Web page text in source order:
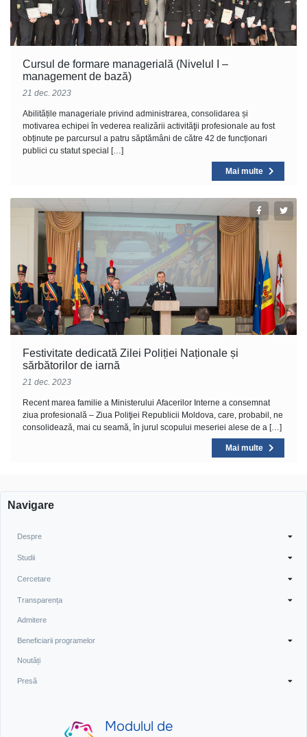
Cursul de formare managerială (Nivelul I –
management de bază)
21 dec. 2023
Abilitățile manageriale privind administrarea, consolidarea și
motivarea echipei în vederea realizării activităţii profesionale au fost
obținute pe parcursul a patru săptămâni de către 42 de funcționari
publici cu statut special […]
Mai multe
Festivitate dedicată Zilei Poliției Naționale și
sărbătorilor de iarnă
21 dec. 2023
Recent marea familie a Ministerului Afacerilor Interne a consemnat
ziua profesională – Ziua Poliţiei Republicii Moldova, care, probabil, ne
consolidează, mai cu seamă, în jurul scopului meseriei alese de a […]
Mai multe
Navigare
Despre
Studii
Cercetare
Transparența
Admitere
Beneficiarii programelor
Noutăți
Presă